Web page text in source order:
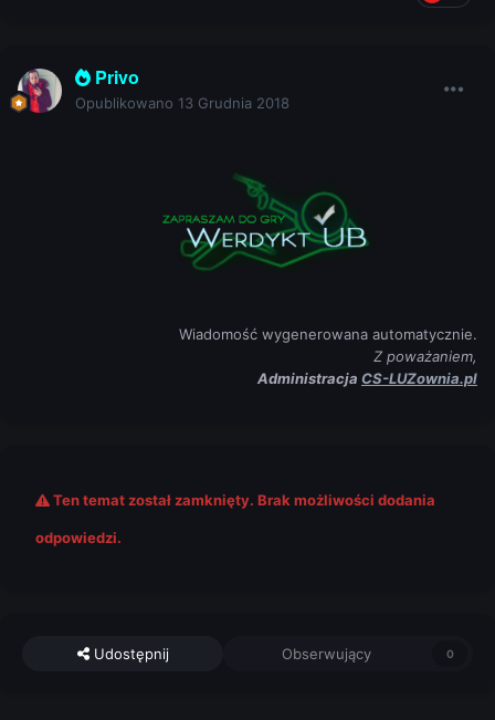
Privo
Opublikowano 13 Grudnia 2018
Wiadomość wygenerowana automatycznie.
Z poważaniem,
Administracja CS-LUZownia.pl
Ten temat został zamknięty. Brak możliwości dodania
odpowiedzi.
Udostępnij Obserwujący 0